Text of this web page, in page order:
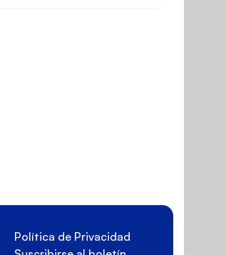
Política de Privacidad